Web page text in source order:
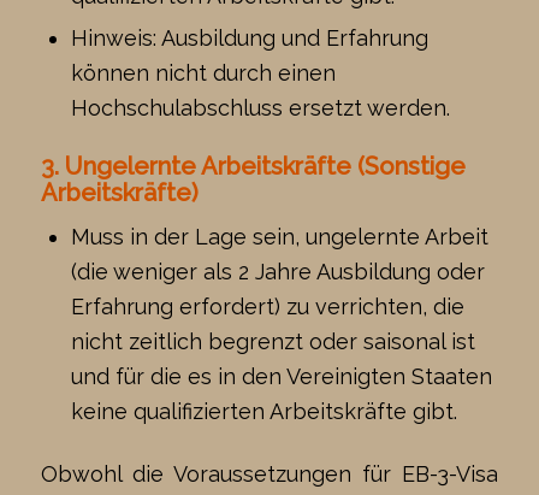
Hinweis: Ausbildung und Erfahrung
können nicht durch einen
Hochschulabschluss ersetzt werden.
3. Ungelernte Arbeitskräfte (Sonstige
Arbeitskräfte)
Muss in der Lage sein, ungelernte Arbeit
(die weniger als 2 Jahre Ausbildung oder
Erfahrung erfordert) zu verrichten, die
nicht zeitlich begrenzt oder saisonal ist
und für die es in den Vereinigten Staaten
keine qualifizierten Arbeitskräfte gibt.
Obwohl die Voraussetzungen für EB-3-Visa